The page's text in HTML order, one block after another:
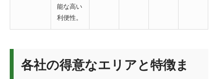
能な高い
利便性。
各社の得意なエリアと特徴ま